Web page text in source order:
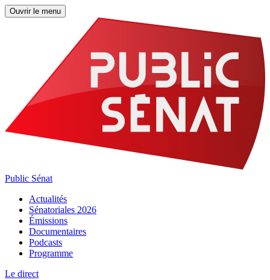
Ouvrir le menu
Public Sénat
Actualités
Sénatoriales 2026
Émissions
Documentaires
Podcasts
Programme
Le direct